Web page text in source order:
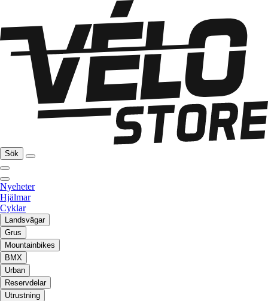
Sök
Nyeheter
Hjälmar
Cyklar
Landsvägar
Grus
Mountainbikes
BMX
Urban
Reservdelar
Utrustning